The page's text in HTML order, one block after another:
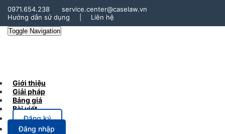
0971.654.238
service.center@caselaw.vn
Hướng dẫn sử dụng
Liên hệ
Toggle Navigation
Giới thiệu
Giải pháp
Bảng giá
Bài viết
Đăng ký
Đăng nhập